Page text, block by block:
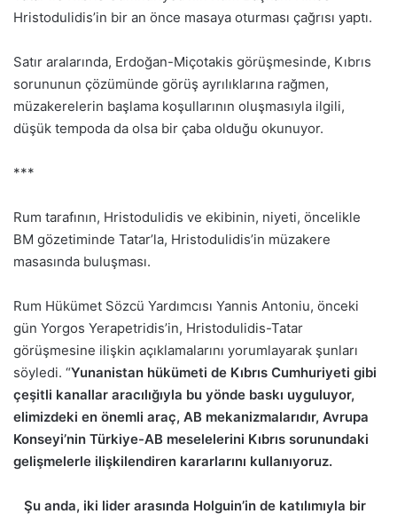
Hristodulidis’in bir an önce masaya oturması çağrısı yaptı.
Satır aralarında, Erdoğan-Miçotakis görüşmesinde, Kıbrıs
sorununun çözümünde görüş ayrılıklarına rağmen,
müzakerelerin başlama koşullarının oluşmasıyla ilgili,
düşük tempoda da olsa bir çaba olduğu okunuyor.
***
Rum tarafının, Hristodulidis ve ekibinin, niyeti, öncelikle
BM gözetiminde Tatar’la, Hristodulidis’in müzakere
masasında buluşması.
Rum Hükümet Sözcü Yardımcısı Yannis Antoniu, önceki
gün Yorgos Yerapetridis’in, Hristodulidis-Tatar
görüşmesine ilişkin açıklamalarını yorumlayarak şunları
söyledi. “Yunanistan hükümeti de Kıbrıs Cumhuriyeti gibi
çeşitli kanallar aracılığıyla bu yönde baskı uyguluyor,
elimizdeki en önemli araç, AB mekanizmalarıdır, Avrupa
Konseyi’nin Türkiye-AB meselelerini Kıbrıs sorunundaki
gelişmelerle ilişkilendiren kararlarını kullanıyoruz.
Şu anda, iki lider arasında Holguin’in de katılımıyla bir